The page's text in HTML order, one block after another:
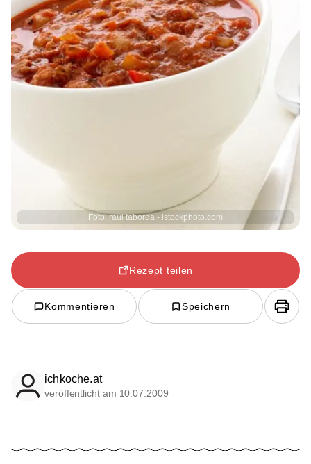
Foto: raul taborda - istockphoto.com
Rezept teilen
Kommentieren Speichern
ichkoche.at
veröffentlicht am 10.07.2009